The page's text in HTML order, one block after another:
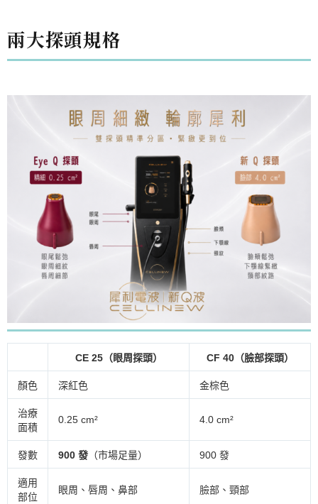
兩大探頭規格
CE 25（眼周探頭） CF 40（臉部探頭）
顏色 深紅色 金棕色
治療
面積
0.25 cm² 4.0 cm²
發數 900 發 （市場足量） 900 發
適用
部位
眼周、唇周、鼻部 臉部、頸部